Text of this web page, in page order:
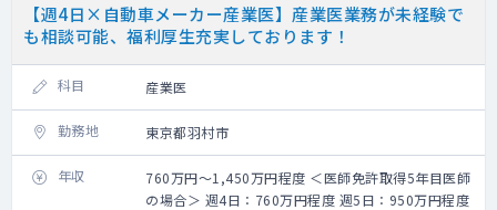
【週4日×自動車メーカー産業医】産業医業務が未経験で
も相談可能、福利厚生充実しております！
科目 産業医
勤務地 東京都羽村市
年収
760万円～1,450万円程度 ＜医師免許取得5年目医師
の場合＞ 週4日：760万円程度 週5日：950万円程度